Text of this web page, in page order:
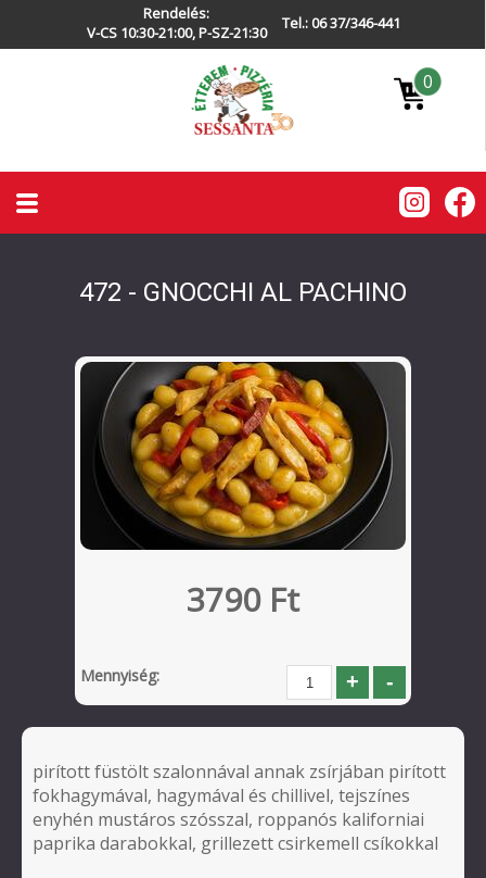
Rendelés:
V-CS 10:30-21:00, P-SZ-21:30
Tel.: 06 37/346-441
0
472 - GNOCCHI AL PACHINO
3790 Ft
Mennyiség:
pirított füstölt szalonnával annak zsírjában pirított
fokhagymával, hagymával és chillivel, tejszínes
enyhén mustáros szósszal, roppanós kaliforniai
paprika darabokkal, grillezett csirkemell csíkokkal